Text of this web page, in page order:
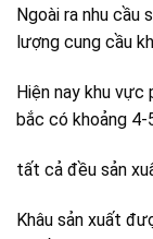
Ngoài ra nhu cầu
lượng cung cầu
Hiện nay khu vực
bắc có khoảng 4-
tất cả đều sản
Khâu sản xuất